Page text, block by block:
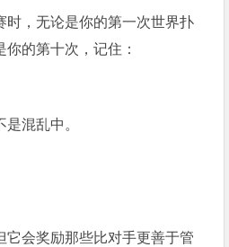
时，无论是你的第一次世界扑
的第十次，记住：
混乱中。
它会奖励那些比对手更善于管